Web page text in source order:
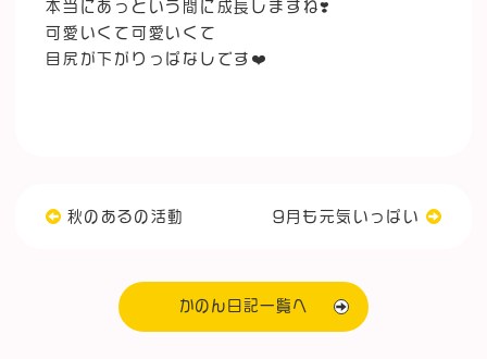
本当にあっという間に成長しますね❣️
可愛いくて可愛いくて
目尻が下がりっぱなしです❤️
秋のあるの活動 9月も元気いっぱい
かのん日記一覧へ